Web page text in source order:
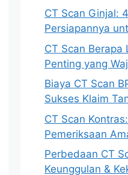
CT Scan Ginjal:
Persiapannya
CT Scan Berapa
Penting yang
Biaya CT Scan
Sukses Klaim
CT Scan
Pemeriksaan
Perbedaan CT
Keunggulan &